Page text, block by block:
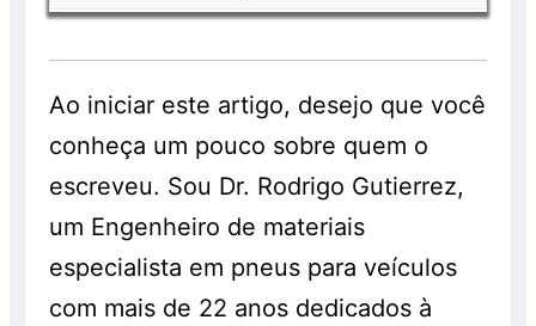
anunciados com os descontos são válidos
exclusivamente para clientes que
realizem os serviços de montagem,
balanceamento e alinhamento, os quais
serão cobrados à parte. Os pneus
também são vendidos separadamente e
sem a realização do serviço, pelo preço
normal, sem o desconto. Promoção válida
enquanto durarem os estoques. Consulte!
consegue encontrar entrado na página
Política de Privacidade da Chiquinho
Pneus.
Você consegue vertermos e condições
da chiquinho pneusacessando o link
Ao iniciar este artigo, desejo que você
conheça um pouco sobre quem o
escreveu. Sou Dr. Rodrigo Gutierrez,
um Engenheiro de materiais
especialista em pneus para veículos
com mais de 22 anos dedicados à